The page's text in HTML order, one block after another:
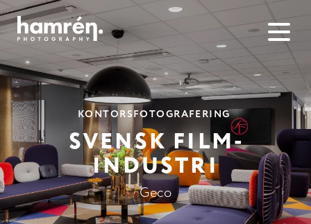
KONTORS­FOTOGRAFERING
SVENSK FILM­
INDUSTRI
Geco